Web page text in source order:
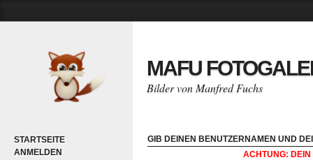
STARTSEITE
ANMELDEN
MAFU
Bilder von Manfred Fuchs
GIB DEINEN BENUTZERNAMEN UND
ACHTUNG: DEIN